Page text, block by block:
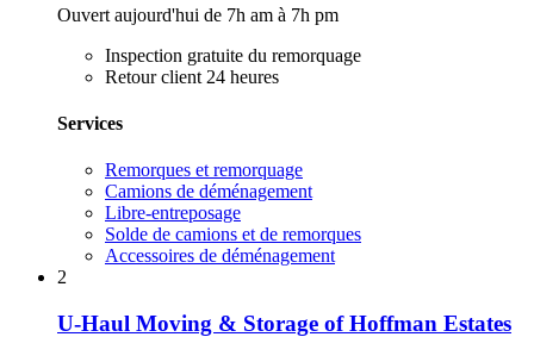
Ouvert aujourd'hui de 7h am à 7h pm
Inspection gratuite du remorquage
Retour client 24 heures
Services
Remorques et remorquage
Camions de déménagement
Libre-entreposage
Solde de camions et de remorques
Accessoires de déménagement
2
U-Haul Moving & Storage of Hoffman Estates